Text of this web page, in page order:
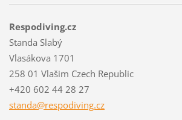
Respodiving.cz
Standa Slabý
Vlasákova 1701
258 01 Vlašim Czech Republic
+420 602 44 28 27
standa@respodiving.cz